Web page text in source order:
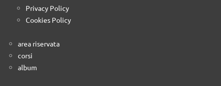
Privacy Policy
Cookies Policy
area riservata
corsi
album